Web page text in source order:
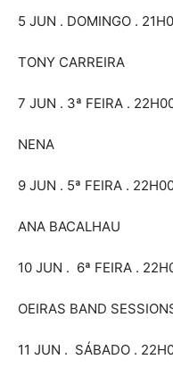
5 JUN . DOMINGO .
TONY CARREIRA
7 JUN . 3ª FEIRA .
NENA
9 JUN . 5ª FEIRA .
ANA BACALHAU
10 JUN . 6ª FEIRA .
OEIRAS BAND
11 JUN . SÁBADO .